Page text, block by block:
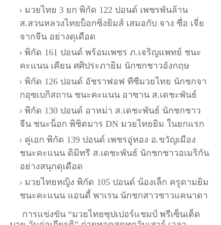
มวยไทย 3 ยก พิกัด 122 ปอนด์ เพชรพันล้าน
ส.สวนหลวงไทยบ็อกซิ่งยิมส์ เสมอกับ จาง ซื่อ เจี่ย
จากจีน อย่างดุเดือด
พิกัด 161 ปอนด์ พร้อมเพชร ภ.เจริญแพทย์ ชนะ
คะแนน เคียน ศศิประภายิม นักชกชาวอังกฤษ
พิกัด 126 ปอนด์ อัชราฟอฟ ทีซีมวยไทย นักชกจา
กอุซเบกิสถาน ชนะคะแนน อาซาน ส.เดชะพันธ์
พิกัด 130 ปอนด์ อาหม่า ส.เดชะพันธ์ นักชกชาว
จีน ชนะน็อก พิชิตมาร DN มวยไทยยิม ในยกแรก
คู่เอก พิกัด 139 ปอนด์ เพชรอู่ทอง อ.ขวัญเมือง
ชนะคะแนน ดิมิทรี ส.เดชะพันธ์ นักชกชาวอเมริกัน
อย่างสนุกดุเดือด
มวยไทยหญิง พิกัด 105 ปอนด์ น้องเล็ก ครูดามยิม
ชนะคะแนน แอนดี้ พาเรน นักชกสาวชาวแคนาดา
การแข่งขัน “มวยไทยซุปเปอร์แชมป์ พรีเซ็นเต็ด